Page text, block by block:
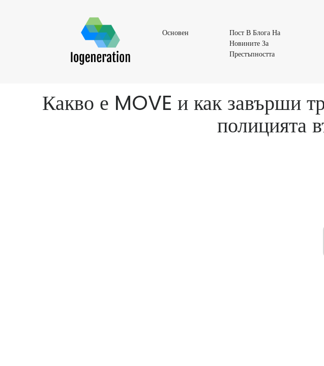
ОсновенОсновен
Пост В Блога На
Новините За
ПрестъпносттаПост
За
Престъпността
Какво е MOVE и как завърши
полицията